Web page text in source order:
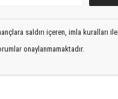
saldırı içeren, imla kuralları ile
onaylanmamaktadır.